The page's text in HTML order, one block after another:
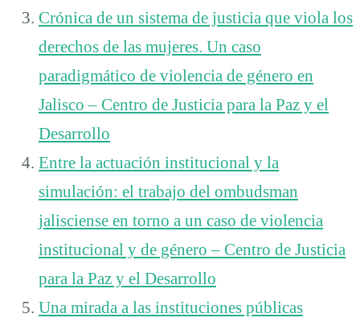
Crónica de un sistema de justicia que viola los
derechos de las mujeres. Un caso
paradigmático de violencia de género en
Jalisco – Centro de Justicia para la Paz y el
Desarrollo
Entre la actuación institucional y la
simulación: el trabajo del ombudsman
jalisciense en torno a un caso de violencia
institucional y de género – Centro de Justicia
para la Paz y el Desarrollo
Una mirada a las instituciones públicas